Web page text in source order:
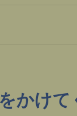
かけて